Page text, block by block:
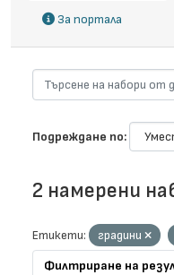
За портала
Подреждане по
2 намерени
Етикети: градини
Филтриране на